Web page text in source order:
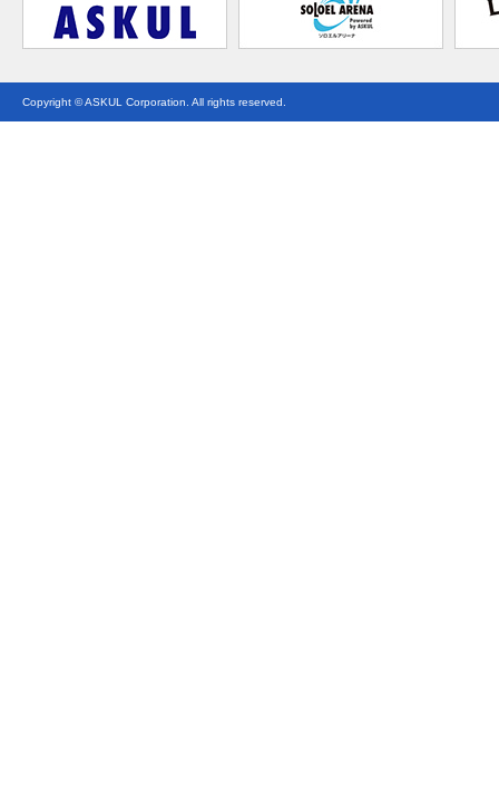
Copyright © ASKUL Corporation. All rights reserved.